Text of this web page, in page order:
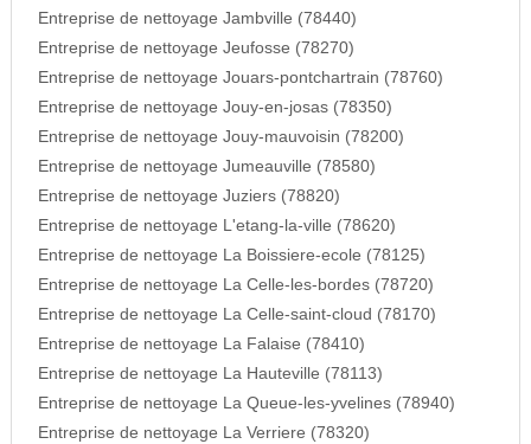
Entreprise de nettoyage Jambville (78440)
Entreprise de nettoyage Jeufosse (78270)
Entreprise de nettoyage Jouars-pontchartrain (78760)
Entreprise de nettoyage Jouy-en-josas (78350)
Entreprise de nettoyage Jouy-mauvoisin (78200)
Entreprise de nettoyage Jumeauville (78580)
Entreprise de nettoyage Juziers (78820)
Entreprise de nettoyage L'etang-la-ville (78620)
Entreprise de nettoyage La Boissiere-ecole (78125)
Entreprise de nettoyage La Celle-les-bordes (78720)
Entreprise de nettoyage La Celle-saint-cloud (78170)
Entreprise de nettoyage La Falaise (78410)
Entreprise de nettoyage La Hauteville (78113)
Entreprise de nettoyage La Queue-les-yvelines (78940)
Entreprise de nettoyage La Verriere (78320)